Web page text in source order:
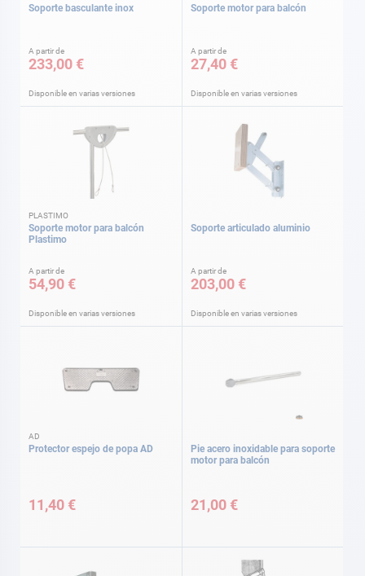
Soporte basculante inox
A partir de
233,00 €
Disponible en varias versiones
Soporte motor para balcón
A partir de
27,40 €
Disponible en varias versiones
PLASTIMO
Soporte motor para balcón
Plastimo
A partir de
54,90 €
Disponible en varias versiones
Soporte articulado aluminio
A partir de
203,00 €
Disponible en varias versiones
AD
Protector espejo de popa AD
11,40 €
Pie acero inoxidable para soporte
motor para balcón
21,00 €